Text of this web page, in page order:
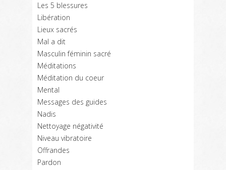
Les 5 blessures
Libération
Lieux sacrés
Mal a dit
Masculin féminin sacré
Méditations
Méditation du coeur
Mental
Messages des guides
Nadis
Nettoyage négativité
Niveau vibratoire
Offrandes
Pardon